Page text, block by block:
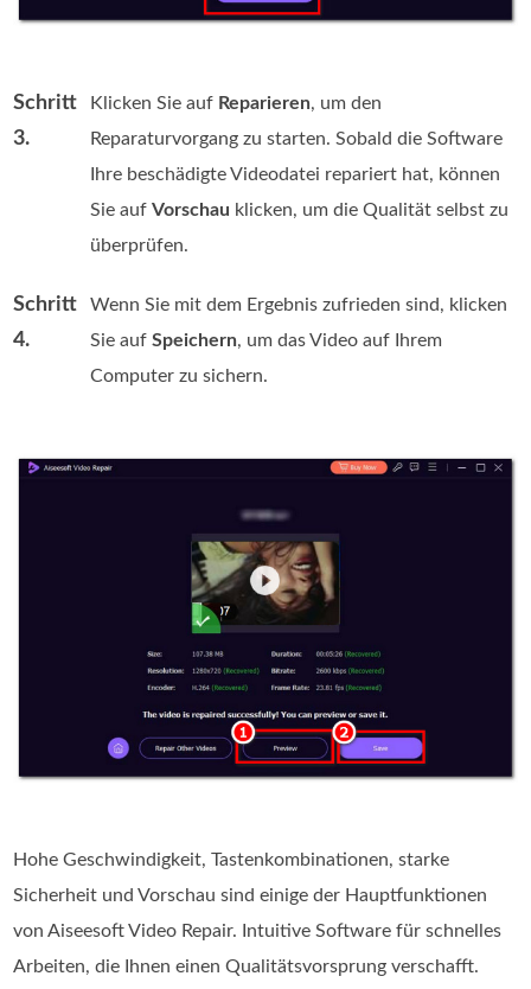
Schritt
3.
Klicken Sie auf Reparieren, um den
Reparaturvorgang zu starten. Sobald die Software
Ihre beschädigte Videodatei repariert hat, können
Sie aufVorschau klicken, um die Qualität selbst zu
überprüfen.
Schritt
4.
Wenn Sie mit dem Ergebnis zufrieden sind, klicken
Sie aufSpeichern, um das Video auf Ihrem
Computer zu sichern.
Hohe Geschwindigkeit, Tastenkombinationen, starke
Sicherheit und Vorschau sind einige der Hauptfunktionen
von Aiseesoft Video Repair. Intuitive Software für schnelles
Arbeiten, die Ihnen einen Qualitätsvorsprung verschafft.